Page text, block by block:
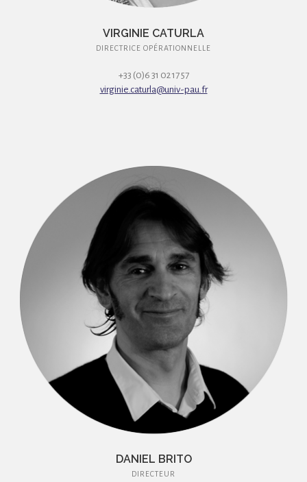
VIRGINIE CATURLA
DIRECTRICE OPÉRATIONNELLE
+33 (0)6 31 02 17 57
virginie.caturla@univ-pau.fr
DANIEL BRITO
DIRECTEUR